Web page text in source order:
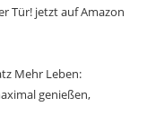
Tür! jetzt auf Amazon
Mehr Leben:
genießen,